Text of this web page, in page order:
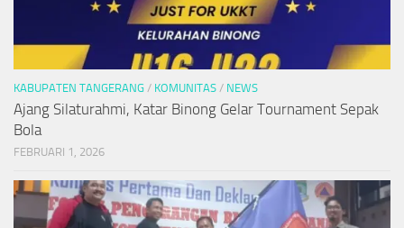
KABUPATEN TANGERANG / KOMUNITAS / NEWS
Ajang Silaturahmi, Katar Binong Gelar Tournament Sepak
Bola
FEBRUARI 1, 2026